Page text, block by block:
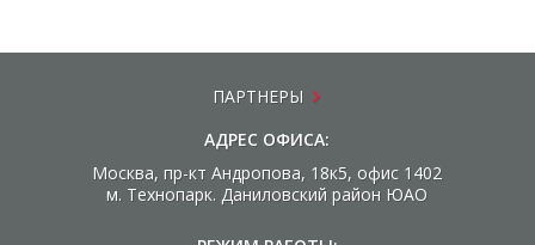
ПАРТНЕРЫ
АДРЕС ОФИСА:
Москва, пр-кт Андропова, 18к5, офис 1402
м. Технопарк. Даниловский район ЮАО